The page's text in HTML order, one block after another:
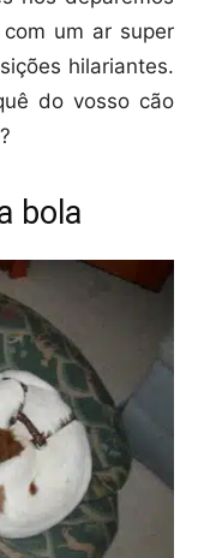
um ar super
hilariantes.
do vosso cão
bola